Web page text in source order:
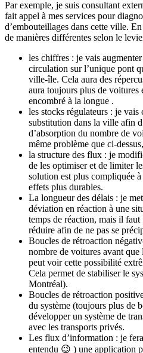
Par exemple, je suis consultant
fait appel à mes services pour
d’embouteillages dans cette ville.
de manières différentes selon le
les chiffres : je vais
circulation sur l’unique pont
ville-île. Cela aura des
aura toujours plus de voitures
encombré à la longue .
les stocks régulateurs : je vais
substitution dans la ville afin
d’absorption du nombre de
même problème que ci-
la structure des flux : je
de les optimiser et de limiter
solution est plus compliquée
effets plus durables.
La longueur des délais : je
déviation en réaction à une
temps de réaction, mais il
réduire afin de ne pas se
Boucles de rétroaction
nombre de voitures avant
peut voir cette possibilité
Cela permet de stabiliser le
Montréal).
Boucles de rétroaction
du système (toujours plus de
développer un système de
avec les transports privés.
Les flux d’information : je
entendu 😉 ) une application